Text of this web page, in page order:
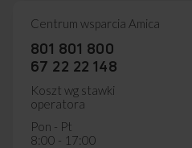
Centrum wsparcia Amica
801 801 800
67 22 22 148
Koszt wg stawki
operatora
Pon - Pt
8:00 - 17:00